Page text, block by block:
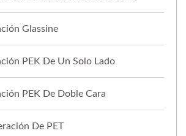
Glassine
PEK De Un Solo Lado
PEK De Doble Cara
De PET